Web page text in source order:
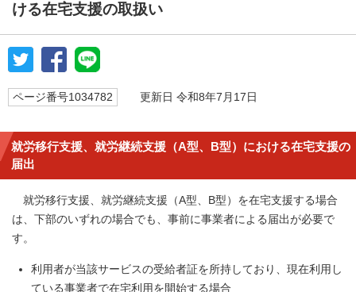
ける在宅支援の取扱い
ページ番号1034782 更新日 令和8年7月17日
就労移行支援、就労継続支援（A型、B型）における在宅支援の
届出
就労移行支援、就労継続支援（A型、B型）を在宅支援する場合
は、下部のいずれの場合でも、事前に事業者による届出が必要で
す。
利用者が当該サービスの受給者証を所持しており、現在利用し
ている事業者で在宅利用を開始する場合